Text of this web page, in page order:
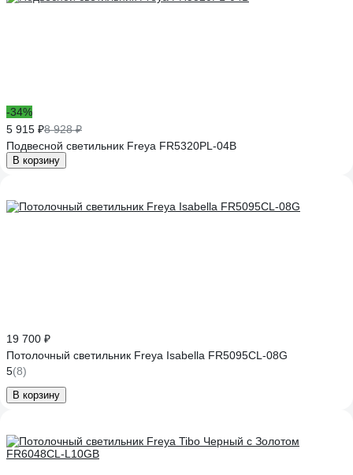
-34%
5 915 ₽8 928 ₽
Подвесной светильник Freya FR5320PL-04B
В корзину
19 700 ₽
Потолочный светильник Freya Isabella FR5095CL-08G
5(8)
В корзину